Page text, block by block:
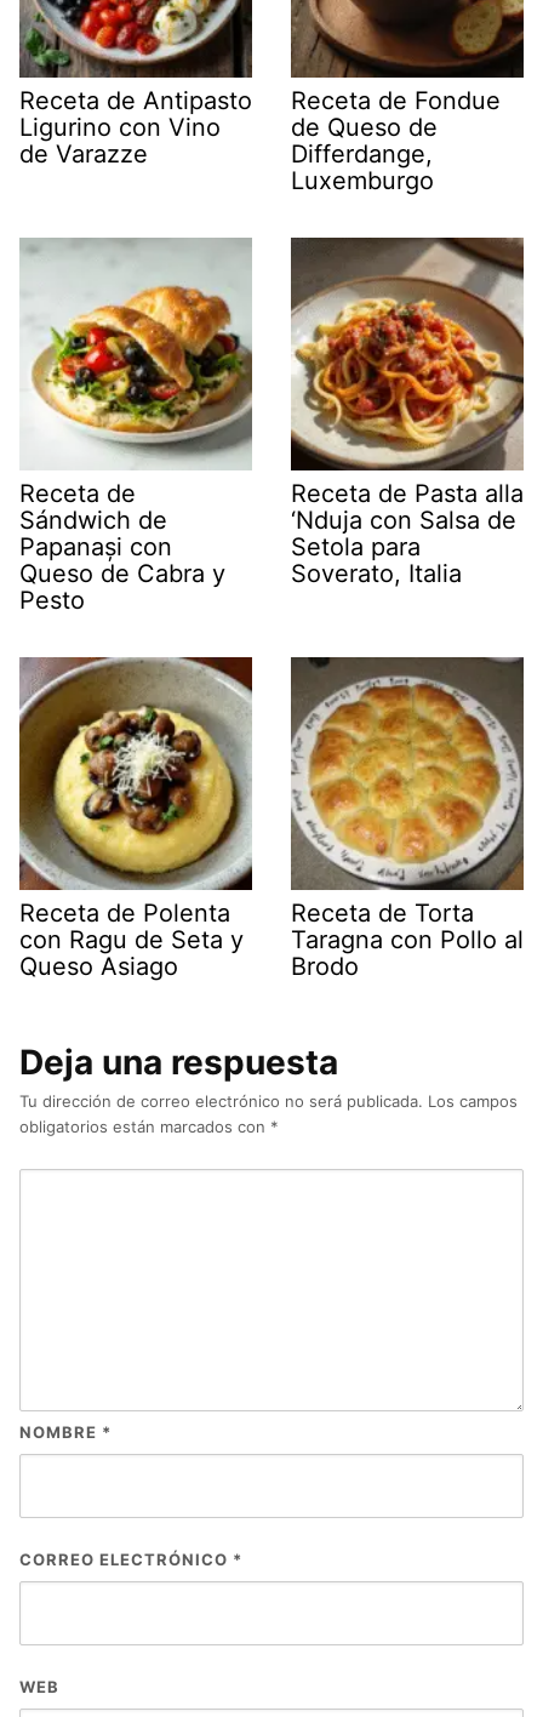
Receta de Antipasto
Ligurino con Vino
de Varazze
Receta de Fondue
de Queso de
Differdange,
Luxemburgo
Receta de
Sándwich de
Papanași con
Queso de Cabra y
Pesto
Receta de Pasta alla
‘Nduja con Salsa de
Setola para
Soverato, Italia
Receta de Polenta
con Ragu de Seta y
Queso Asiago
Receta de Torta
Taragna con Pollo al
Brodo
Deja una respuesta
Tu dirección de correo electrónico no será publicada. Los campos
obligatorios están marcados con *
NOMBRE *
CORREO ELECTRÓNICO *
WEB